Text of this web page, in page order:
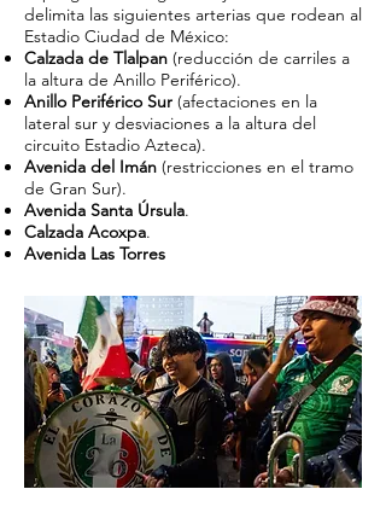
delimita las siguientes arterias que rodean al
Estadio Ciudad de México:
Calzada de Tlalpan (reducción de carriles a
la altura de Anillo Periférico).
Anillo Periférico Sur (afectaciones en la
lateral sur y desviaciones a la altura del
circuito Estadio Azteca).
Avenida del Imán (restricciones en el tramo
de Gran Sur).
Avenida Santa Úrsula.
Calzada Acoxpa.
Avenida Las Torres